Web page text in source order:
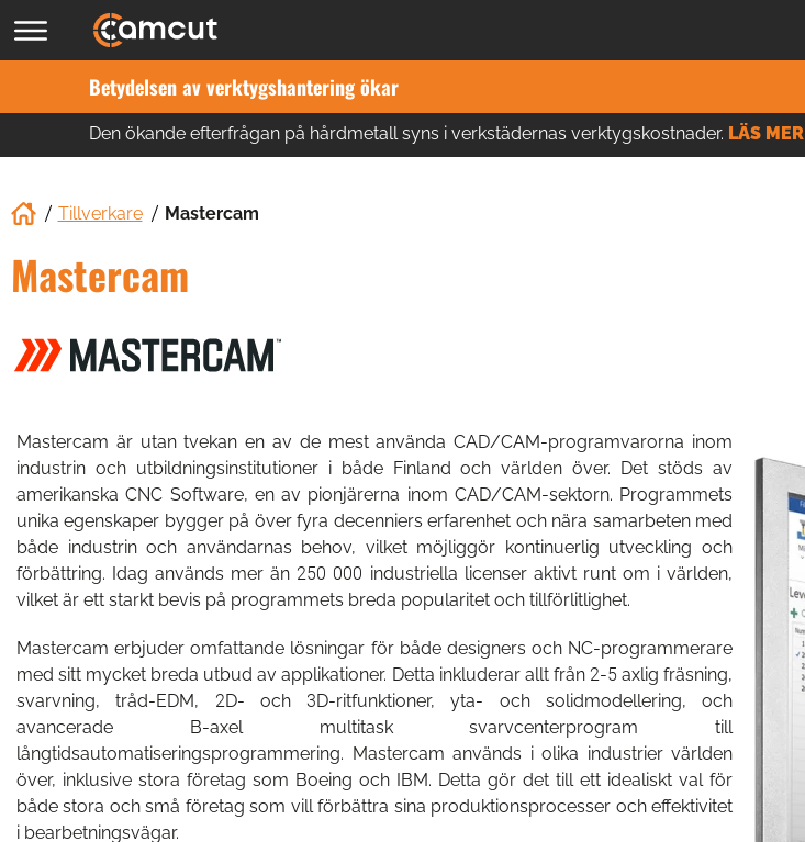
Betydelsen av verktygshantering ökar
Den ökande efterfrågan på hårdmetall syns i verkstädernas verktygskostnader. LÄS MER
Tillverkare Mastercam
Mastercam
Mastercam är utan tvekan en av de mest använda CAD/CAM-programvarorna inom
industrin och utbildningsinstitutioner i både Finland och världen över. Det stöds av
amerikanska CNC Software, en av pionjärerna inom CAD/CAM-sektorn. Programmets
unika egenskaper bygger på över fyra decenniers erfarenhet och nära samarbeten med
både industrin och användarnas behov, vilket möjliggör kontinuerlig utveckling och
förbättring. Idag används mer än 250 000 industriella licenser aktivt runt om i världen,
vilket är ett starkt bevis på programmets breda popularitet och tillförlitlighet.
Mastercam erbjuder omfattande lösningar för både designers och NC-programmerare
med sitt mycket breda utbud av applikationer. Detta inkluderar allt från 2-5 axlig fräsning,
svarvning, tråd-EDM, 2D- och 3D-ritfunktioner, yta- och solidmodellering, och
avancerade B-axel multitask svarvcenterprogram till
långtidsautomatiseringsprogrammering. Mastercam används i olika industrier världen
över, inklusive stora företag som Boeing och IBM. Detta gör det till ett idealiskt val för
både stora och små företag som vill förbättra sina produktionsprocesser och effektivitet
i bearbetningsvägar.